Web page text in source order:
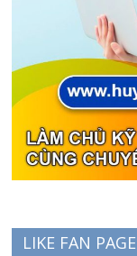
LIKE FAN PAGE